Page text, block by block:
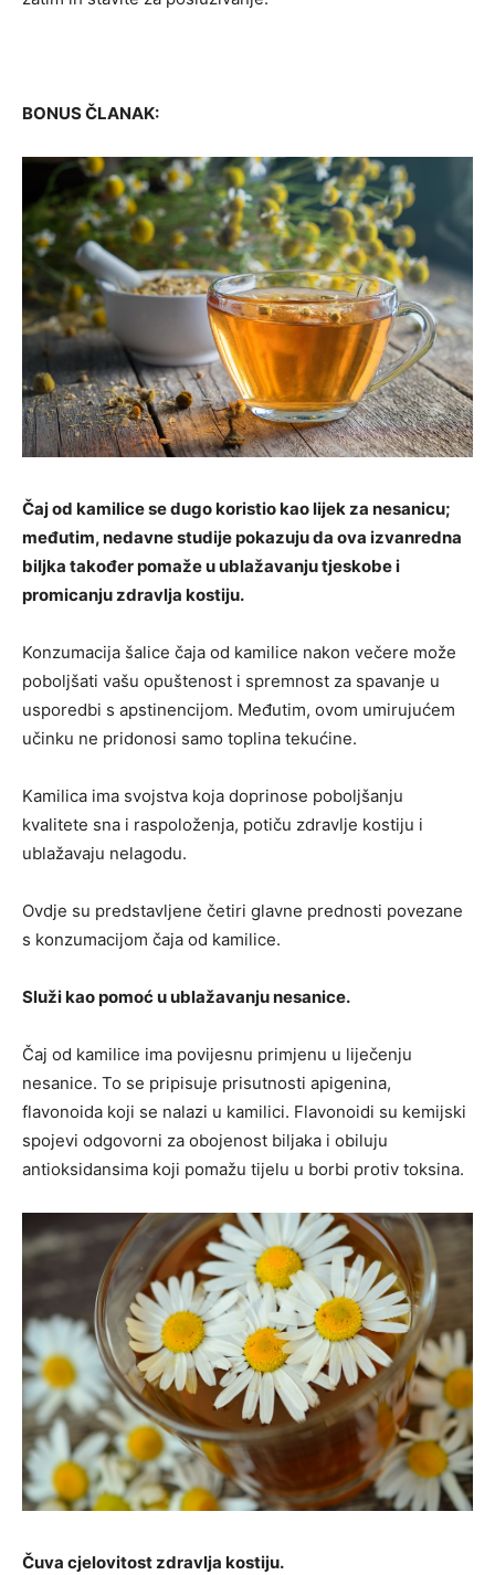
BONUS ČLANAK:
Čaj od kamilice se dugo koristio kao lijek za nesanicu;
međutim, nedavne studije pokazuju da ova izvanredna
biljka također pomaže u ublažavanju tjeskobe i
promicanju zdravlja kostiju.
Konzumacija šalice čaja od kamilice nakon večere može
poboljšati vašu opuštenost i spremnost za spavanje u
usporedbi s apstinencijom. Međutim, ovom umirujućem
učinku ne pridonosi samo toplina tekućine.
Kamilica ima svojstva koja doprinose poboljšanju
kvalitete sna i raspoloženja, potiču zdravlje kostiju i
ublažavaju nelagodu.
Ovdje su predstavljene četiri glavne prednosti povezane
s konzumacijom čaja od kamilice.
Služi kao pomoć u ublažavanju nesanice.
Čaj od kamilice ima povijesnu primjenu u liječenju
nesanice. To se pripisuje prisutnosti apigenina,
flavonoida koji se nalazi u kamilici. Flavonoidi su kemijski
spojevi odgovorni za obojenost biljaka i obiluju
antioksidansima koji pomažu tijelu u borbi protiv toksina.
Čuva cjelovitost zdravlja kostiju.